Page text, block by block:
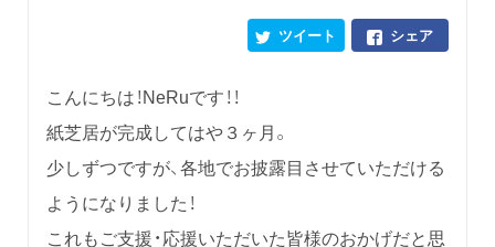
シェア
ツイート
こんにちは！NeRuです！！
紙芝居が完成してはや３ヶ月。
少しずつですが、各地でお披露目させていただける
ようになりました！
これもご支援・応援いただいた皆様のおかげだと思